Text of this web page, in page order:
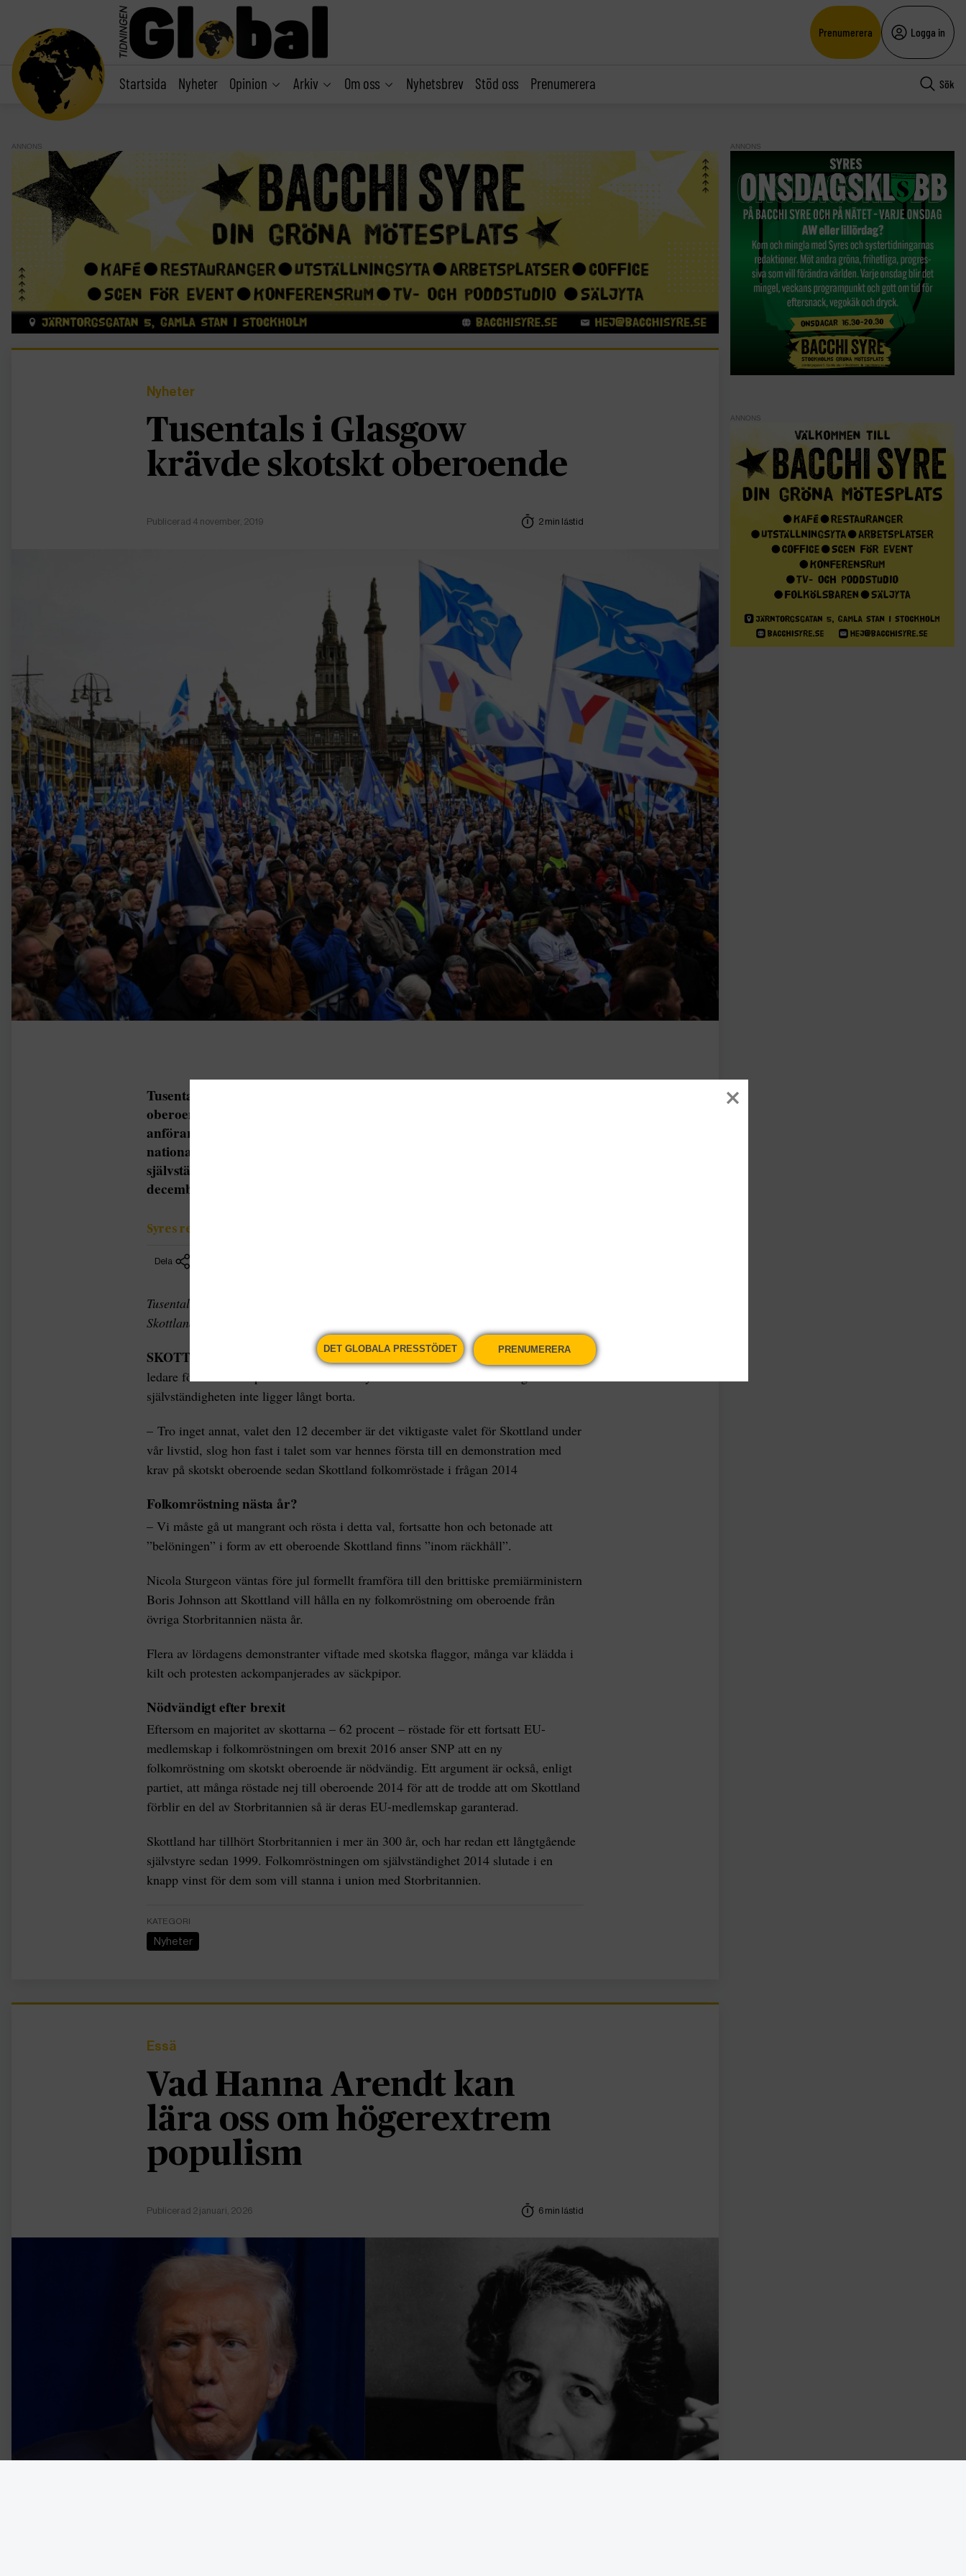
Prenumerera Logga in
Startsida Nyheter Opinion Arkiv Om oss Nyhetsbrev Stöd oss Prenumerera Sök
ANNONS
Nyheter
Tusentals i Glasgow
krävde skotskt oberoende
Publicerad 4 november, 2019 2 min lästid
Tusentals människor gick ut på gatorna och demonstrerade för ett
oberoende Skottland i Glasgow på lördagen. SKOTTLAND En av
anförarna var Skottlands försteminister Nicola Sturgeon, ledare för
nationalistpartiet SNP. Hon bedyrade i ett tal inför folksamlingen att
självständigheten inte ligger långt borta. – Tro inget annat, valet den 12
december är det viktigaste valet för Skottland […]
Syres redaktion
Dela
Tusentals människor gick ut på gatorna och demonstrerade för ett oberoende
Skottland i Glasgow på lördagen.
SKOTTLAND
En av anförarna var Skottlands försteminister Nicola Sturgeon,
ledare för nationalistpartiet SNP. Hon bedyrade i ett tal inför folksamlingen att
självständigheten inte ligger långt borta.
– Tro inget annat, valet den 12 december är det viktigaste valet för Skottland under
vår livstid, slog hon fast i talet som var hennes första till en demonstration med
krav på skotskt oberoende sedan Skottland folkomröstade i frågan 2014
Folkomröstning nästa år?
– Vi måste gå ut mangrant och rösta i detta val, fortsatte hon och betonade att
”belöningen” i form av ett oberoende Skottland finns ”inom räckhåll”.
Nicola Sturgeon väntas före jul formellt framföra till den brittiske premiärministern
Boris Johnson att Skottland vill hålla en ny folkomröstning om oberoende från
övriga Storbritannien nästa år.
Flera av lördagens demonstranter viftade med skotska flaggor, många var klädda i
kilt och protesten ackompanjerades av säckpipor.
Nödvändigt efter brexit
Eftersom en majoritet av skottarna – 62 procent – röstade för ett fortsatt EU-
medlemskap i folkomröstningen om brexit 2016 anser SNP att en ny
folkomröstning om skotskt oberoende är nödvändig. Ett argument är också, enligt
partiet, att många röstade nej till oberoende 2014 för att de trodde att om Skottland
förblir en del av Storbritannien så är deras EU-medlemskap garanterad.
Skottland har tillhört Storbritannien i mer än 300 år, och har redan ett långtgående
självstyre sedan 1999. Folkomröstningen om självständighet 2014 slutade i en
knapp vinst för dem som vill stanna i union med Storbritannien.
KATEGORI
Nyheter
Essä
Vad Hanna Arendt kan
lära oss om högerextrem
populism
Publicerad 2 januari, 2026 6 min lästid
ANNONS
ANNONS
DET GLOBALA PRESSTÖDET PRENUMERERA